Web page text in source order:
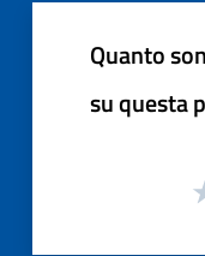
Quanto
su questa